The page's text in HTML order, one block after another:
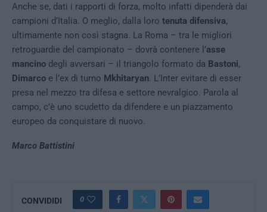
Anche se, dati i rapporti di forza, molto infatti dipenderà dai
campioni d’Italia. O meglio, dalla loro tenuta difensiva,
ultimamente non così stagna. La Roma – tra le migliori
retroguardie del campionato – dovrà contenere l’asse
mancino degli avversari – il triangolo formato da Bastoni,
Dimarco e l’ex di turno Mkhitaryan. L’Inter evitare di esser
presa nel mezzo tra difesa e settore nevralgico. Parola al
campo, c’è uno scudetto da difendere e un piazzamento
europeo da conquistare di nuovo.
Marco Battistini
CONVIDIDI 0